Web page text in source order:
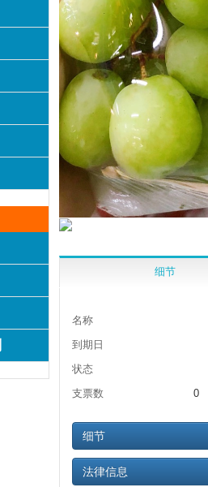
细节
名称
到期日
状态
支票数
0
细节
法律信息